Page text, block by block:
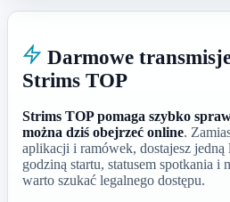
Darmowe
Strims TOP
Strims TOP pomaga szybko
można dziś obejrzeć online.
aplikacji i ramówek, dostajesz jedną
godziną startu, statusem spotkania i
warto szukać legalnego dostępu.